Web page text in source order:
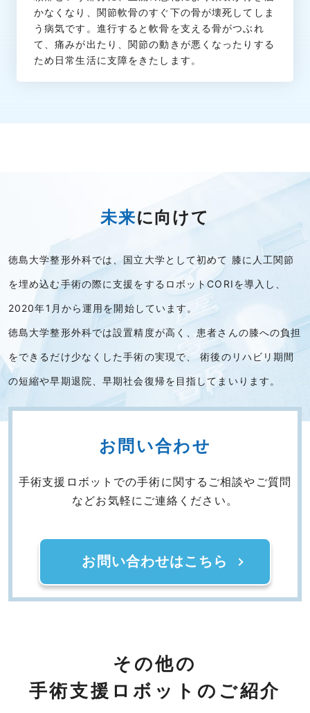
かなくなり、関節軟骨のすぐ下の骨が壊死してしま
う病気です。進行すると軟骨を支える骨がつぶれ
て、痛みが出たり、関節の動きが悪くなったりする
ため日常生活に支障をきたします。
未来に向けて
徳島大学整形外科では、国立大学として初めて 膝に人工関節
を埋め込む手術の際に支援をするロボットCORIを導入し、
2020年1月から運用を開始しています。
徳島大学整形外科では設置精度が高く、患者さんの膝への負担
をできるだけ少なくした手術の実現で、 術後のリハビリ期間
の短縮や早期退院、早期社会復帰を目指してまいります。
お問い合わせ
手術支援ロボットでの手術に関するご相談やご質問
などお気軽にご連絡ください。
お問い合わせはこちら
その他の
手術支援ロボットのご紹介